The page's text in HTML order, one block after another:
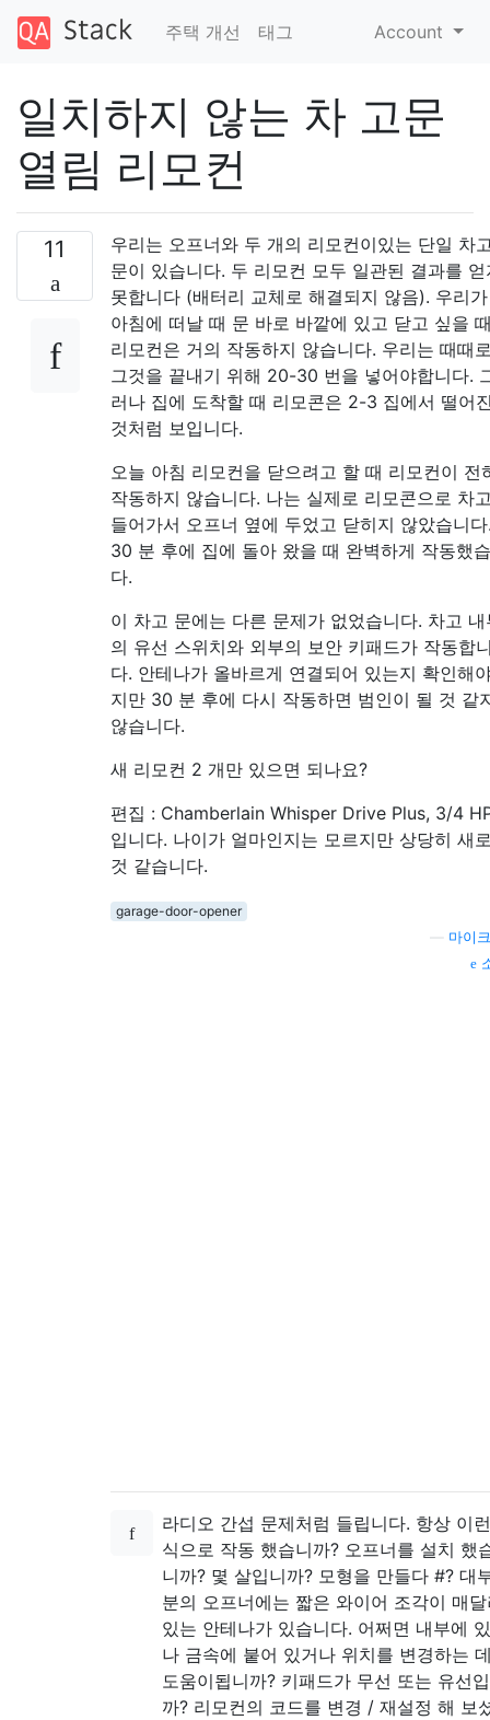
주택 개선 태그 Account
일치하지 않는 차 고문
열림 리모컨
11
우리는 오프너와 두 개의 리모컨이있는 단일 차
문이 있습니다. 두 리모컨 모두 일관된 결과를 얻
못합니다 (배터리 교체로 해결되지 않음). 우리가
아침에 떠날 때 문 바로 바깥에 있고 닫고 싶을
리모컨은 거의 작동하지 않습니다. 우리는 때때
그것을 끝내기 위해 20-30 번을 넣어야합니다.
러나 집에 도착할 때 리모콘은 2-3 집에서 떨어
것처럼 보입니다.
오늘 아침 리모컨을 닫으려고 할 때 리모컨이 전
작동하지 않습니다. 나는 실제로 리모콘으로 차
들어가서 오프너 옆에 두었고 닫히지 않았습니
30 분 후에 집에 돌아 왔을 때 완벽하게 작동했
다.
이 차고 문에는 다른 문제가 없었습니다. 차고 내
의 유선 스위치와 외부의 보안 키패드가 작동합
다. 안테나가 올바르게 연결되어 있는지 확인해
지만 30 분 후에 다시 작동하면 범인이 될 것 같
않습니다.
새 리모컨 2 개만 있으면 되나요?
편집 : Chamberlain Whisper Drive Plus, 3/4
입니다. 나이가 얼마인지는 모르지만 상당히 새
것 같습니다.
garage-door-opener
마이
라디오 간섭 문제처럼 들립니다. 항상 이런
식으로 작동 했습니까? 오프너를 설치 했
니까? 몇 살입니까? 모형을 만들다 #? 대
분의 오프너에는 짧은 와이어 조각이 매
있는 안테나가 있습니다. 어쩌면 내부에
나 금속에 붙어 있거나 위치를 변경하는
도움이됩니까? 키패드가 무선 또는 유선
까? 리모컨의 코드를 변경 / 재설정 해 보